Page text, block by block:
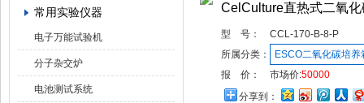
常用实验仪器
电子万能试验机
分子杂交炉
电池测试系统
CelCulture直热式二氧
型 号：
CCL-170-B-8-P
所属分类：
ESCO二氧化碳培养
报 价：
市场价:50000
分享到：